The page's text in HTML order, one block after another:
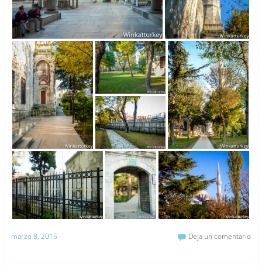
marzo 8, 2015 Deja un comentario